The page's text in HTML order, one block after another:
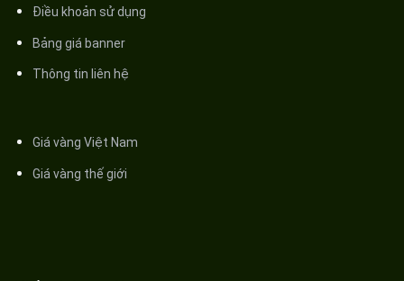
Điều khoản sử dụng
Bảng giá banner
Thông tin liên hệ
Giá vàng Việt Nam
Giá vàng thế giới